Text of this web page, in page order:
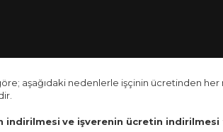
aşağıdaki nedenlerle işçinin ücretinden
indirilmesi ve işverenin ücretin